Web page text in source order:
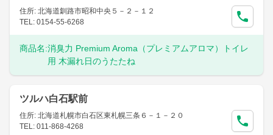
住所: 北海道釧路市昭和中央５－２－１２
TEL: 0154-55-6268
商品名:消臭力 Premium Aroma（プレミアムアロマ）トイレ
用 木漏れ日のうたたね
ツルハ白石駅前
住所: 北海道札幌市白石区東札幌三条６－１－２０
TEL: 011-868-4268